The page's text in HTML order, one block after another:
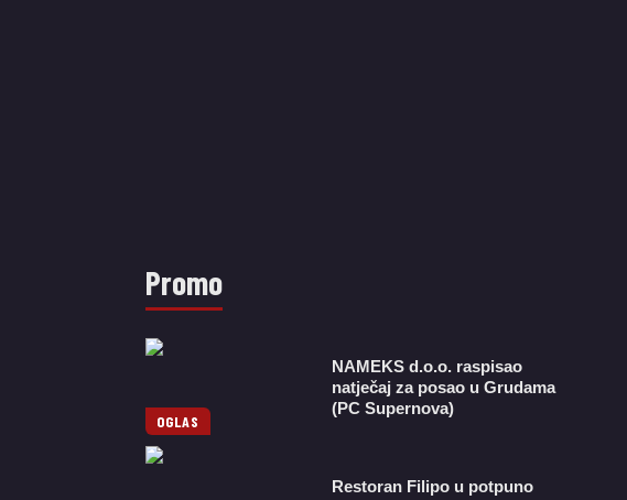
Promo
OGLAS
NAMEKS d.o.o. raspisao
natječaj za posao u Grudama
(PC Supernova)
Restoran Filipo u potpuno